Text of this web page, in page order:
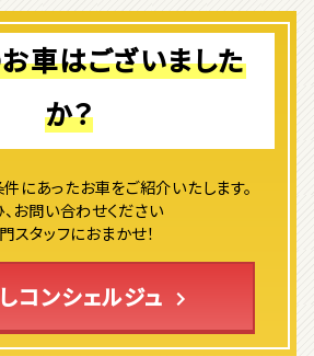
ダイハツ
コペン
2位
ロードスター
S660
車はございました
か？
にあったお車をご紹介いたします。
お問い合わせください
スタッフにおまかせ！
コンシェルジュ